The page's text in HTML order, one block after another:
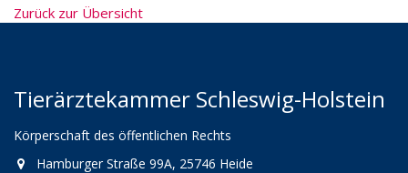
Zurück zur Übersicht
Tierärztekammer Schleswig-Holstein
Körperschaft des öffentlichen Rechts
Hamburger Straße 99A, 25746 Heide